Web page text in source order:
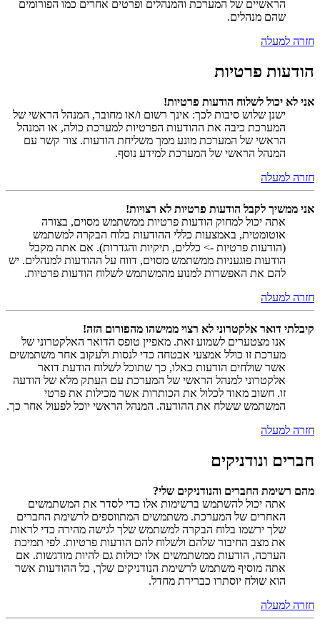
הראשיים של המערכת והמנהלים ופרטים אחרים כמו הפורומים
שהם מנהלים.
חזרה למעלה
הודעות פרטיות
אני לא יכול לשלוח הודעות פרטיות!
ישנן שלוש סיבות לכך: אינך רשום ו/או מחובר, המנהל הראשי של
המערכת כיבה את ההודעות הפרטיות למערכת כולה, או המנהל
הראשי של המערכת מונע ממך משליחת הודעות. צור קשר עם
המנהל הראשי של המערכת למידע נוסף.
חזרה למעלה
אני ממשיך לקבל הודעות פרטיות לא רצויות!
אתה יכול למחוק הודעות פרטיות ממשתמש מסוים, בצורה
אוטומטית, באמצעות כללי ההודעות בלוח הבקרה למשתמש
(הודעות פרטיות -> כללים, תיקיות והגדרות). אם אתה מקבל
הודעות פוגעניות ממשתמש מסוים, דווח על ההודעות למנהלים. יש
להם את האפשרות למנוע מהמשתמש לשלוח הודעות פרטיות.
חזרה למעלה
קיבלתי דואר אלקטרוני לא רצוי ממישהו מהפורום הזה!
אנו מצטערים לשמוע זאת. מאפיין טופס הדואר האלקטרוני של
מערכת זו כולל אמצעי אבטחה כדי לנסות ולעקוב אחר משתמשים
אשר שולחים הודעות כאלו, כך שתוכל לשלוח הודעת דואר
אלקטרוני למנהל הראשי של המערכת עם העתק מלא של הודעה
זו. חשוב מאוד לכלול את הכותרות אשר מכילות את פרטי
המשתמש ששלח את ההודעה. המנהל הראשי יוכל לפעול אחר כך.
חזרה למעלה
חברים ונודניקים
מהם רשימת החברים והנודניקים שלי?
אתה יכול להשתמש ברשימות אלו כדי לסדר את המשתמשים
האחרים של המערכת. משתמשים המתווספים לרשימת החברים
שלך ירשמו בלוח הבקרה למשתמש שלך לגישה מהירה כדי לראות
את מצב החיבור שלהם ולשלוח להם הודעות פרטיות. לפי תמיכת
הערכה, הודעות ממשתמשים אלו יכולות גם להיות מודגשות. אם
אתה מוסיף משתמש לרשימת הנודניקים שלך, כל ההודעות אשר
הוא שולח יוסתרו כברירת מחדל.
חזרה למעלה